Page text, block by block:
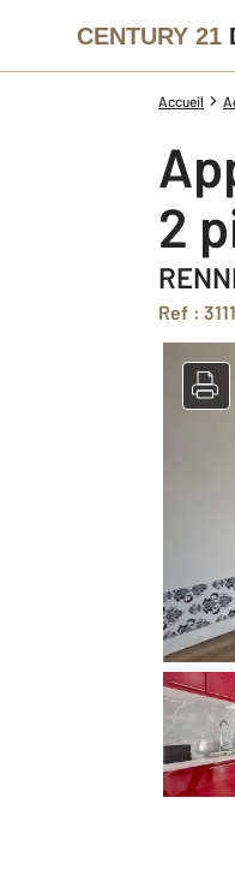
CENTURY 21
Accueil
Ref : 3111